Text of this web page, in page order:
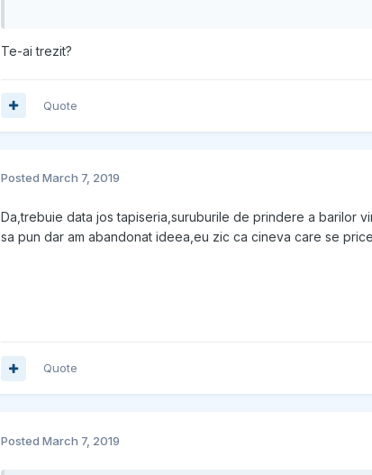
Te-ai trezit?
Quote
Posted March 7, 2019
Da,trebuie data jos tapiseria,suruburile de prindere a barilor
sa pun dar am abandonat ideea,eu zic ca cineva care se
Quote
Posted March 7, 2019